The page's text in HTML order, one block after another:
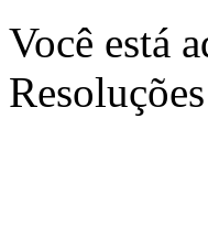
Você está
Resoluções